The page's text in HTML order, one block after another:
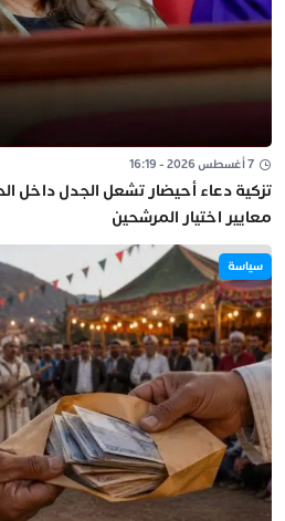
7 أغسطس 2026 - 16:19
تزكية دعاء أحيضار تشعل الجدل داخل
معايير اختيار المرشحين
سياسة